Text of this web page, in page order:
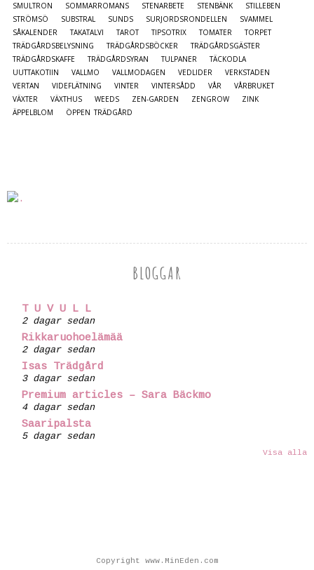
SMULTRON
SOMMARROMANS STENARBETE STENBÄNK
STILLEBEN
STRÖMSÖ
SUBSTRAL SUNDS SURJORDSRONDELLEN
SVAMMEL
SÅKALENDER
TAKATALVI TAROT TIPSOTRIX TOMATER
TORPET
TRÄDGÅRDSBELYSNING
TRÄDGÅRDSBÖCKER
TRÄDGÅRDSGÄSTER
TRÄDGÅRDSKAFFE
TRÄDGÅRDSYRAN TULPANER
TÄCKODLA
UUTTAKOTIIN
VALLMO VALLMODAGEN VEDLIDER
VERKSTADEN
VERTAN
VIDEFLÄTNING VINTER VINTERSÅDD VÅR
VÅRBRUKET
VÄXTER
VÄXTHUS WEEDS ZEN-GARDEN ZENGROW
ZINK
ÄPPELBLOM
ÖPPEN TRÄDGÅRD
BLOGGAR
T U V U L L
2 dagar sedan
Rikkaruohoelämää
2 dagar sedan
Isas Trädgård
3 dagar sedan
Premium articles – Sara Bäckmo
4 dagar sedan
Saaripalsta
5 dagar sedan
Visa alla
Copyright www.MinEden.com